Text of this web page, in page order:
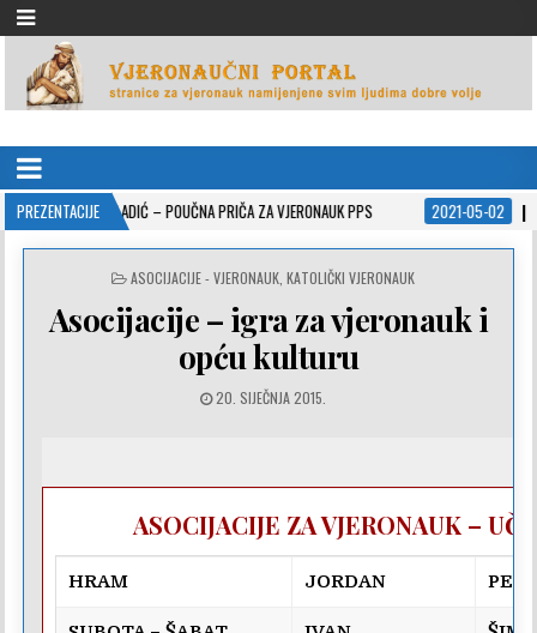
VJERONAUČNI PORTAL
PREZENTACIJE
– POUČNA PRIČA ZA VJERONAUK PPS 2021-05-02 ISUSOVE
POSTED
ASOCIJACIJE - VJERONAUK, KATOLIČKI VJERONAUK
Asocijacije – igra za vjeronauk i
opću kulturu
20. SIJEČNJA 2015.
ASOCIJACIJE ZA VJERONAUK –
HRAM JORDAN